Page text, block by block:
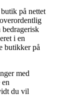
på nettet
i en
butikker på
med
du vil